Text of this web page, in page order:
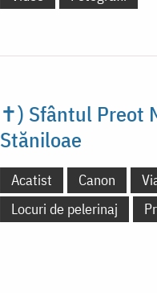
✝) Sfântul Preot
Stăniloae
Acatist Canon
Locuri de pelerinaj